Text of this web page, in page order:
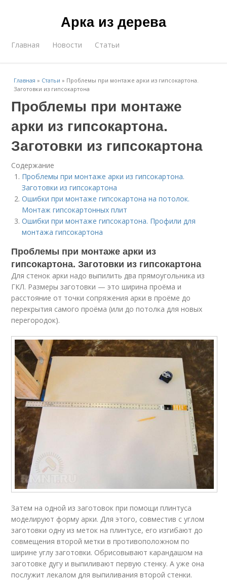
Арка из дерева
Главная Новости Статьи
Главная » Статьи » Проблемы при монтаже арки из гипсокартона.
Заготовки из гипсокартона
Проблемы при монтаже
арки из гипсокартона.
Заготовки из гипсокартона
Содержание
Проблемы при монтаже арки из гипсокартона.
Заготовки из гипсокартона
Ошибки при монтаже гипсокартона на потолок.
Монтаж гипсокартонных плит
Ошибки при монтаже гипсокартона. Профили для
монтажа гипсокартона
Проблемы при монтаже арки из
гипсокартона. Заготовки из гипсокартона
Для стенок арки надо выпилить два прямоугольника из
ГКЛ. Размеры заготовки — это ширина проёма и
расстояние от точки сопряжения арки в проёме до
перекрытия самого проёма (или до потолка для новых
перегородок).
Затем на одной из заготовок при помощи плинтуса
моделируют форму арки. Для этого, совместив с углом
заготовки одну из меток на плинтусе, его изгибают до
совмещения второй метки в противоположном по
ширине углу заготовки. Обрисовывают карандашом на
заготовке дугу и выпиливают первую стенку. А уже она
послужит лекалом для выпиливания второй стенки.